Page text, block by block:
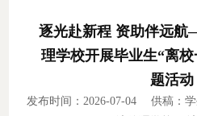
逐光赴新程 资助伴远
理学校开展毕业生“离
题活动
发布时间：2026-07-04 供稿：